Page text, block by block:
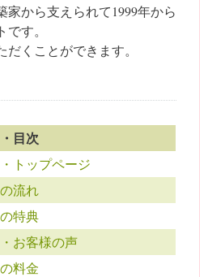
家から支えられて1999年から
す。
くことができます。
目次
トップページ
流れ
特典
お客様の声
料金